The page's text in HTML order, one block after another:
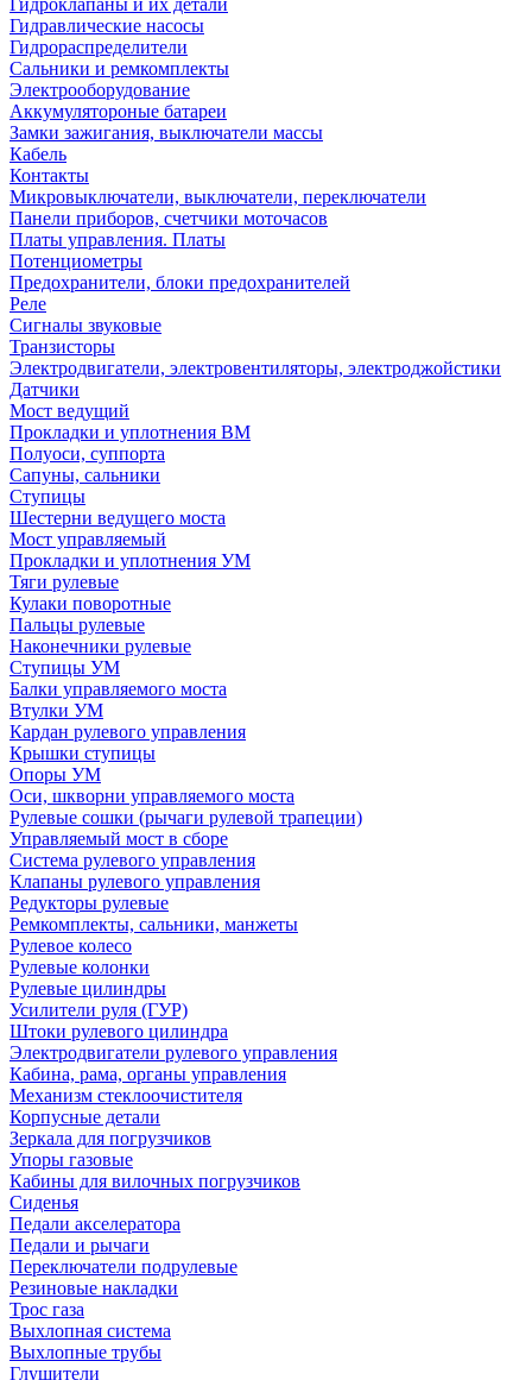
Гидроклапаны и их детали
Гидравлические насосы
Гидрораспределители
Сальники и ремкомплекты
Электрооборудование
Аккумулятороные батареи
Замки зажигания, выключатели массы
Кабель
Контакты
Микровыключатели, выключатели, переключатели
Панели приборов, счетчики моточасов
Платы управления. Платы
Потенциометры
Предохранители, блоки предохранителей
Реле
Сигналы звуковые
Транзисторы
Электродвигатели, электровентиляторы, электроджойстики
Датчики
Мост ведущий
Прокладки и уплотнения ВМ
Полуоси, суппорта
Сапуны, сальники
Ступицы
Шестерни ведущего моста
Мост управляемый
Прокладки и уплотнения УМ
Тяги рулевые
Кулаки поворотные
Пальцы рулевые
Наконечники рулевые
Ступицы УМ
Балки управляемого моста
Втулки УМ
Кардан рулевого управления
Крышки ступицы
Опоры УМ
Оси, шкворни управляемого моста
Рулевые сошки (рычаги рулевой трапеции)
Управляемый мост в сборе
Система рулевого управления
Клапаны рулевого управления
Редукторы рулевые
Ремкомплекты, сальники, манжеты
Рулевое колесо
Рулевые колонки
Рулевые цилиндры
Усилители руля (ГУР)
Штоки рулевого цилиндра
Электродвигатели рулевого управления
Кабина, рама, органы управления
Механизм стеклоочистителя
Корпусные детали
Зеркала для погрузчиков
Упоры газовые
Кабины для вилочных погрузчиков
Сиденья
Педали акселератора
Педали и рычаги
Переключатели подрулевые
Резиновые накладки
Трос газа
Выхлопная система
Выхлопные трубы
Глушители